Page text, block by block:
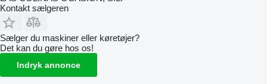
Kontakt sælgeren
Sælger du maskiner eller køretøjer?
Det kan du gøre hos os!
Indryk annonce